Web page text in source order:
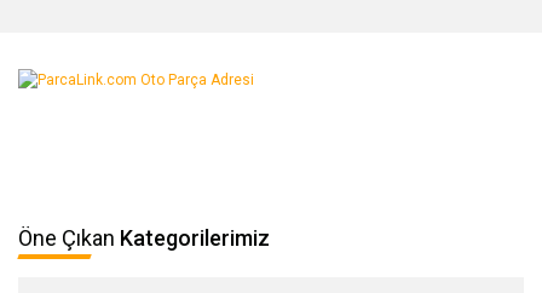
Öne Çıkan Kategorilerimiz